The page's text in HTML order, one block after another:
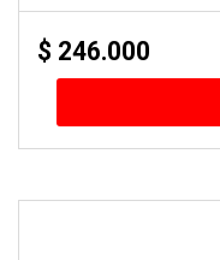
$ 246.000